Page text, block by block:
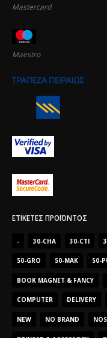
Mastercard
Maestro
ΕΤΙΚΈΤΕΣ ΠΡΟΪΌΝΤΟΣ
- 30-CHA 30-CTI
50-GRO 50-MAK 50-
BOOK MAGNET & FANCY
COMPUTER DELIVERY
NEW NO BRAND